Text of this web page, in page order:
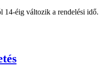
14-éig változik a rendelési idő.